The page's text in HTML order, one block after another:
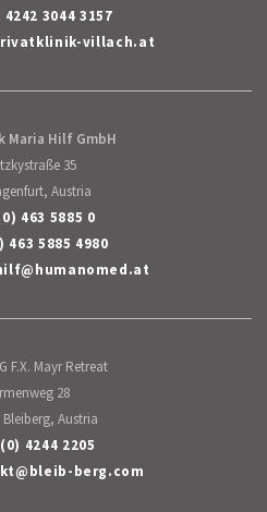
3044 3157
villach.at
Maria Hilf GmbH
35
Austria
463 5885 0
463 5885 4980
@humanomed.at
F.X. Mayr Retreat
28
Bleiberg, Austria
4244 2205
@bleib-berg.com